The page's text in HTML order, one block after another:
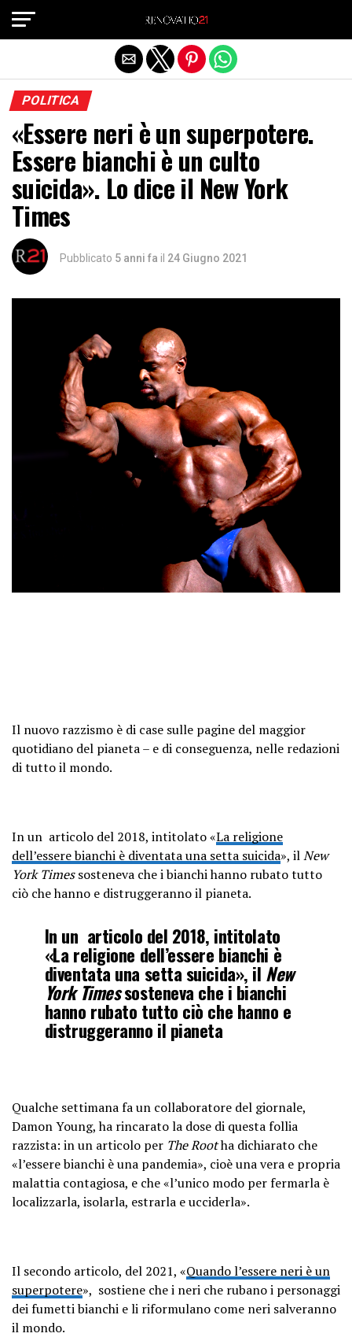
POLITICA
«Essere neri è un superpotere.
Essere bianchi è un culto
suicida». Lo dice il New York
Times
Pubblicato 5 anni fa il 24 Giugno 2021
Il nuovo razzismo è di case sulle pagine del maggior
quotidiano del pianeta – e di conseguenza, nelle redazioni
di tutto il mondo.
In un articolo del 2018, intitolato «La religione
dell’essere bianchi è diventata una setta suicida», ilNew
York Timessosteneva che i bianchi hanno rubato tutto
ciò che hanno e distruggeranno il pianeta.
In un articolo del 2018, intitolato
«La religione dell’essere bianchi è
diventata una setta suicida», il New
York Timessosteneva che i bianchi
hanno rubato tutto ciò che hanno e
distruggeranno il pianeta
Qualche settimana fa un collaboratore del giornale,
Damon Young, ha rincarato la dose di questa follia
razzista: in un articolo per The Rootha dichiarato che
«l’essere bianchi è una pandemia», cioè una vera e propria
malattia contagiosa, e che «l’unico modo per fermarla è
localizzarla, isolarla, estrarla e ucciderla».
Il secondo articolo, del 2021, «Quando l’essere neri è un
superpotere», sostiene che i neri che rubano i personaggi
dei fumetti bianchi e li riformulano come neri salveranno
il mondo.
Exit mobile version